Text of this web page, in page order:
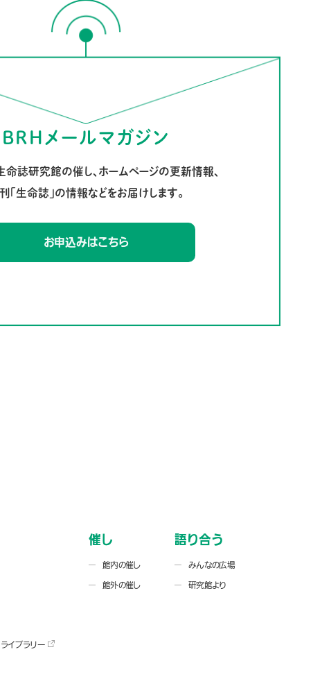
BRHメールマガジン
命誌研究館の催し、ホームページの更新情報、
「生命誌」の情報などをお届けします。
お申込みはこちら
イブラリー
催し
館内の催し
館外の催し
語り合う
みんなの広場
研究館より